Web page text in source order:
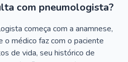
com pneumologista?
começa com a anamnese,
o médico faz com o paciente
de vida, seu histórico de